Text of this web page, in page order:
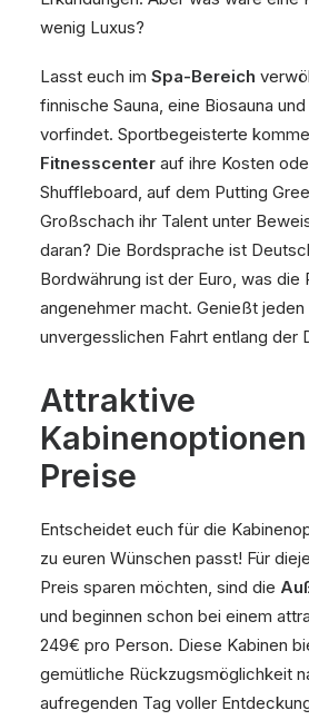
wenig Luxus?
Lasst euch im Spa-Bereich
finnische Sauna, eine Biosauna
vorfindet. Sportbegeisterte
Fitnesscenter auf ihre Kosten
Shuffleboard, auf dem Putting
Großschach ihr Talent unter
daran? Die Bordsprache ist
Bordwährung ist der Euro, was die
angenehmer macht. Genießt
unvergesslichen Fahrt entlang der
Attraktive
Preise
Entscheidet euch für die
zu euren Wünschen passt! Für
Preis sparen möchten, sind die
und beginnen schon bei einem
249€ pro Person. Diese Kabinen
gemütliche Rückzugsmöglichkeit
aufregenden Tag voller